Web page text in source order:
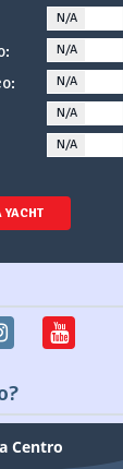
N/A
N/A
N/A
N/A
N/A
YACHT
Centro